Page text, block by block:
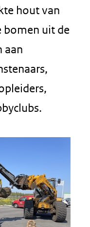
hout van
bomen uit de
aan